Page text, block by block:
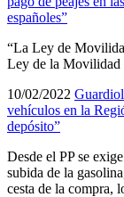
españoles”
“La Ley de
Ley de la Movilidad
10/02/2022
vehículos en la
depósito”
Desde el PP se
subida de la
cesta de la compra,